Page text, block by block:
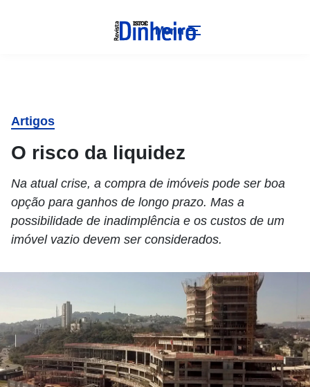
Menu
Artigos
O risco da liquidez
Na atual crise, a compra de imóveis pode ser boa
opção para ganhos de longo prazo. Mas a
possibilidade de inadimplência e os custos de um
imóvel vazio devem ser considerados.